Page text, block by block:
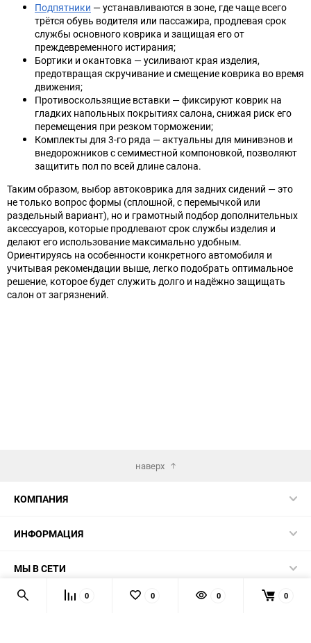
Подпятники — устанавливаются в зоне, где чаще всего
трётся обувь водителя или пассажира, продлевая срок
службы основного коврика и защищая его от
преждевременного истирания;
Бортики и окантовка — усиливают края изделия,
предотвращая скручивание и смещение коврика во время
движения;
Противоскользящие вставки — фиксируют коврик на
гладких напольных покрытиях салона, снижая риск его
перемещения при резком торможении;
Комплекты для 3-го ряда — актуальны для минивэнов и
внедорожников с семиместной компоновкой, позволяют
защитить пол по всей длине салона.
Таким образом, выбор автоковрика для задних сидений — это
не только вопрос формы (сплошной, с перемычкой или
раздельный вариант), но и грамотный подбор дополнительных
аксессуаров, которые продлевают срок службы изделия и
делают его использование максимально удобным.
Ориентируясь на особенности конкретного автомобиля и
учитывая рекомендации выше, легко подобрать оптимальное
решение, которое будет служить долго и надёжно защищать
салон от загрязнений.
наверх
КОМПАНИЯ
ИНФОРМАЦИЯ
МЫ В СЕТИ
КОНТАКТЫ
0 0 0 0